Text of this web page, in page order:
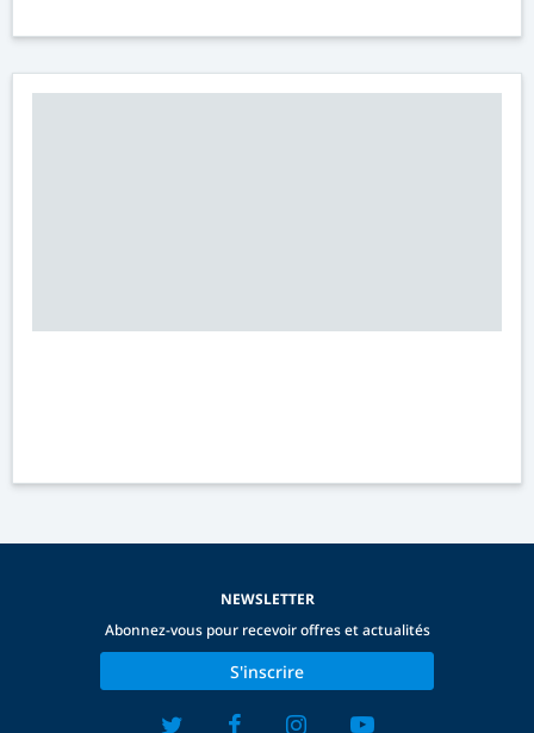
NEWSLETTER
Abonnez-vous pour recevoir offres et actualités
S'inscrire